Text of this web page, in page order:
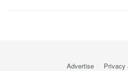
Advertise Privacy